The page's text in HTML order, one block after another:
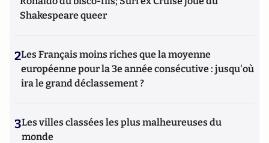
Shakespeare queer
2Les Français moins riches que la moyenne
européenne pour la 3e année consécutive : jusqu'où
ira le grand déclassement ?
3Les villes classées les plus malheureuses du
monde